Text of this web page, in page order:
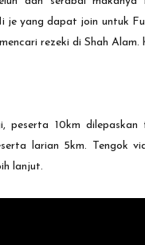
je yang dapat join untuk
rezeki di Shah Alam.
peserta 10km dilepaskan
larian 5km. Tengok
lanjut.